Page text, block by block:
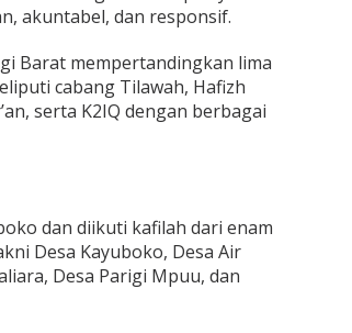
akuntabel, dan responsif.
Barat mempertandingkan lima
cabang Tilawah, Hafizh
serta K2IQ dengan berbagai
dan diikuti kafilah dari enam
Desa Kayuboko, Desa Air
Desa Parigi Mpuu, dan